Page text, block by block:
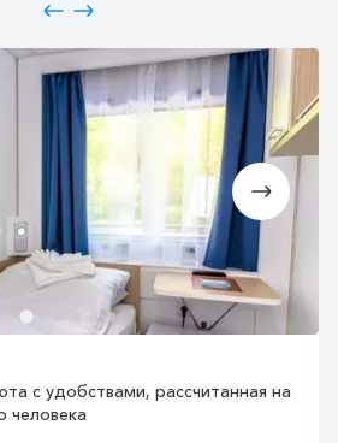
с удобствами, рассчитанная на
человека